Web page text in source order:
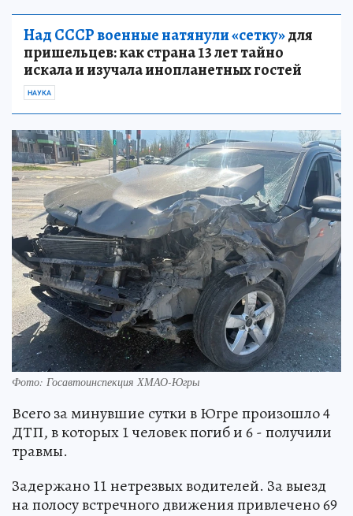
Над СССР военные натянули «сетку»для
пришельцев: как страна 13 лет тайно
искала и изучала инопланетных гостей
НАУКА
Фото: Госавтоинспекция ХМАО-Югры
Всего за минувшие сутки в Югре произошло 4
ДТП, в которых 1 человек погиб и 6 - получили
травмы.
Задержано 11 нетрезвых водителей. За выезд
на полосу встречного движения привлечено 69